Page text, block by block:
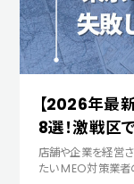
【2026年最
8選！激戦区
店舗や企業を経営
たい MEO対策業